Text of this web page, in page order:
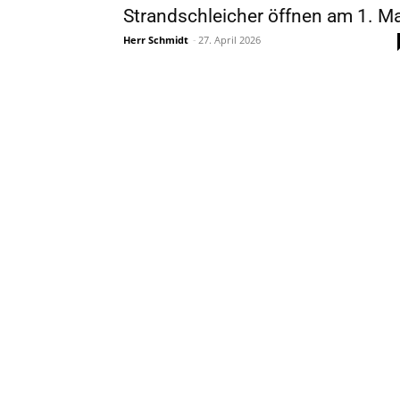
Strandschleicher öffnen am 1.
Herr Schmidt - 27. April 2026